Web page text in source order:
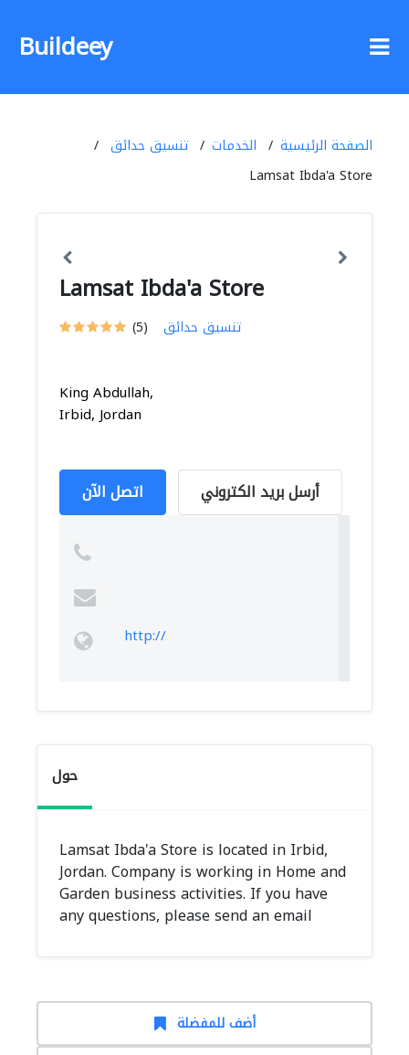
Buildeey
الصفحة الرئيسية الخدمات
تنسيق حدائق
Lamsat Ibda'a Store
Lamsat Ibda'a Store
(5) تنسيق حدائق
King Abdullah,
Irbid, Jordan
اتصل الآن أرسل بريد الكتروني
http://
حول
Lamsat Ibda'a Store is located in Irbid,
Jordan. Company is working in Home and
Garden business activities. If you have
any questions, please send an email
أضف للمفضلة